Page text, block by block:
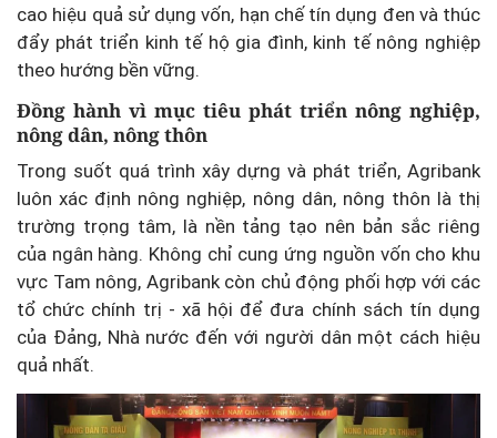
cao hiệu quả sử dụng vốn, hạn chế tín dụng đen và thúc
đẩy phát triển kinh tế hộ gia đình, kinh tế nông nghiệp
theo hướng bền vững.
Đồng hành vì mục tiêu phát triển nông nghiệp,
nông dân, nông thôn
Trong suốt quá trình xây dựng và phát triển, Agribank
luôn xác định nông nghiệp, nông dân, nông thôn là thị
trường trọng tâm, là nền tảng tạo nên bản sắc riêng
của ngân hàng. Không chỉ cung ứng nguồn vốn cho khu
vực Tam nông, Agribank còn chủ động phối hợp với các
tổ chức chính trị - xã hội để đưa chính sách tín dụng
của Đảng, Nhà nước đến với người dân một cách hiệu
quả nhất.